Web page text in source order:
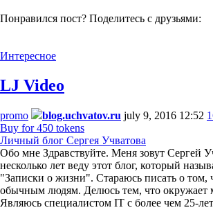
Понравился пост? Поделитесь с друзьями:
Интересное
LJ Video
promo blog.uchvatov.ru july 9, 2016 12:52
Buy for 450 tokens
Личный блог Сергея Учватова
Обо мне Здравствуйте. Меня зовут Сергей
несколько лет веду этот блог, который
"Записки о жизни". Стараюсь писать о том,
обычным людям. Делюсь тем, что окружает
Являюсь специалистом IT с более чем 25-